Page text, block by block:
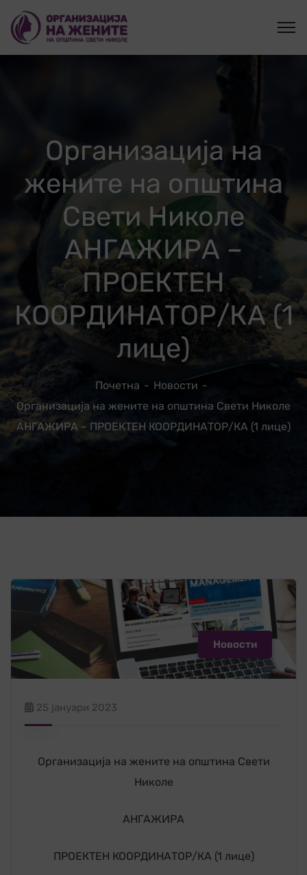
Организација на
жените на општина
Свети Николе
АНГАЖИРА –
ПРОЕКТЕН
КООРДИНАТОР/КА (1
лице)
Почетна
Новости
Организација на жените на општина Свети Николе
АНГАЖИРА – ПРОЕКТЕН КООРДИНАТОР/КА (1 лице)
Новости
25 јануари 2023
Организација на жените на општина Свети
Николе
АНГАЖИРА
ПРОЕКТЕН КООРДИНАТОР/КА (1 лице)